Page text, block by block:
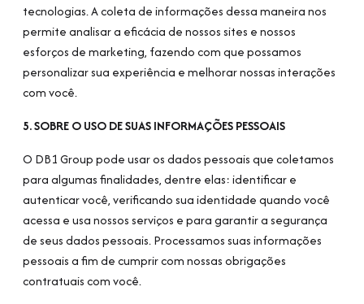
tecnologias. A coleta de informações dessa maneira nos
permite analisar a eficácia de nossos sites e nossos
esforços de marketing, fazendo com que possamos
personalizar sua experiência e melhorar nossas interações
com você.
5. SOBRE O USO DE SUAS INFORMAÇÕES PESSOAIS
O DB1 Group pode usar os dados pessoais que coletamos
para algumas finalidades, dentre elas: identificar e
autenticar você, verificando sua identidade quando você
acessa e usa nossos serviços e para garantir a segurança
de seus dados pessoais. Processamos suas informações
pessoais a fim de cumprir com nossas obrigações
contratuais com você.